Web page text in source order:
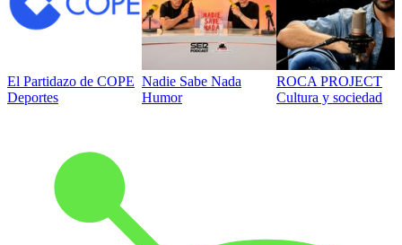
El Partidazo de COPE
Deportes
Nadie Sabe Nada
Humor
ROCA PROJECT
Cultura y sociedad